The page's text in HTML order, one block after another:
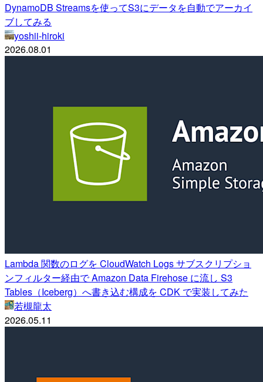
DynamoDB Streamsを使ってS3にデータを自動でアーカイ
ブしてみる
yoshii-hiroki
2026.08.01
Lambda 関数のログを CloudWatch Logs サブスクリプショ
ンフィルター経由で Amazon Data Firehose に流し S3
Tables（Iceberg）へ書き込む構成を CDK で実装してみた
若槻龍太
2026.05.11